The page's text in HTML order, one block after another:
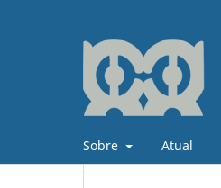
Sobre Atual